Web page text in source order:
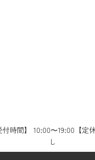
付時間】 10:00〜19:00【定
し